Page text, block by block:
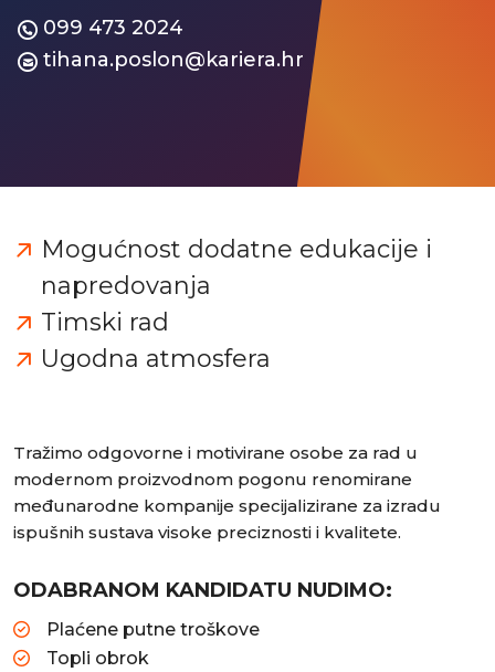
099 473 2024
tihana.poslon@kariera.hr
Mogućnost dodatne edukacije i
napredovanja
Timski rad
Ugodna atmosfera
Tražimo odgovorne i motivirane osobe za rad u
modernom proizvodnom pogonu renomirane
međunarodne kompanije specijalizirane za izradu
ispušnih sustava visoke preciznosti i kvalitete.
ODABRANOM KANDIDATU NUDIMO:
Plaćene putne troškove
Topli obrok